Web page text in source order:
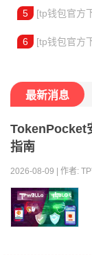
5 [tp钱包官方
6 [tp钱包官方
最新消息
TokenPocket
指南
2026-08-09 | 作者: TP